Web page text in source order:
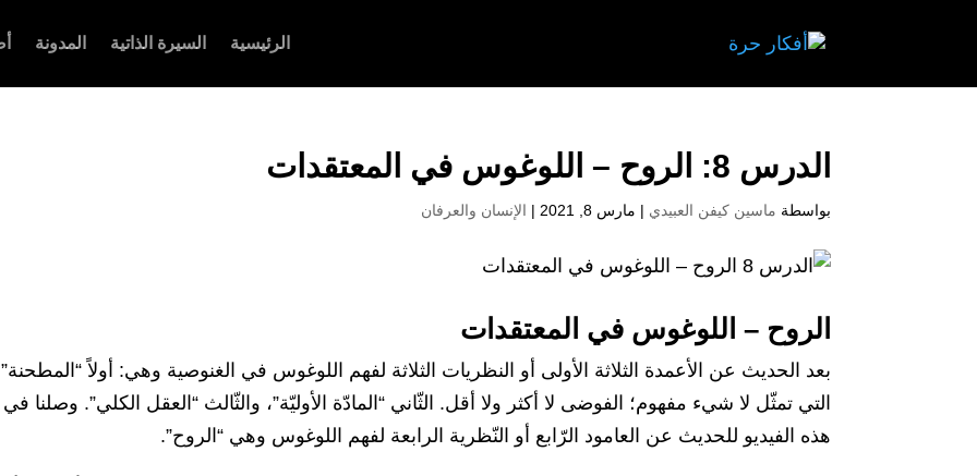
الرئيسية السيرة الذاتية المدونة
الدرس 8: الروح – اللوغوس في المعتقدات
بواسطة ماسين كيفن العبيدي | مارس 8, 2021 | الإنسان والعرفان
الروح – اللوغوس في المعتقدات
بعد الحديث عن الأعمدة الثلاثة الأولى أو النظريات الثلاثة لفهم اللوغوس في الغنوصية وهي: أولاً “المطحنة”
التي تمثّل لا شيء مفهوم؛ الفوضى لا أكثر ولا أقل. الثّاني “المادّة الأوليّة”، والثّالث “العقل الكلي”. وصلنا في
هذه الفيديو للحديث عن العامود الرّابع أو النّظرية الرابعة لفهم اللوغوس وهي “الروح”.